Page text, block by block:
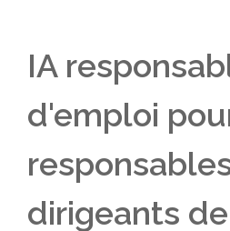
IA
d'emploi
dirigeants de